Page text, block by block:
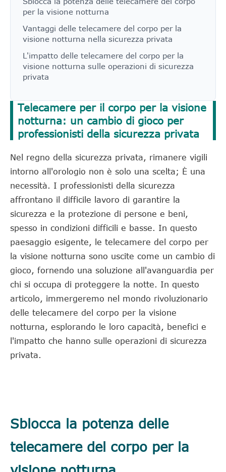
Telecamere per il corpo per la visione
notturna: un cambio di gioco per
professionisti della sicurezza privata
Nel regno della sicurezza privata, rimanere vigili
intorno all'orologio non è solo una scelta; È una
necessità. I professionisti della sicurezza
affrontano il difficile lavoro di garantire la
sicurezza e la protezione di persone e beni,
spesso in condizioni difficili e basse. In questo
paesaggio esigente, le telecamere del corpo per
la visione notturna sono uscite come un cambio di
gioco, fornendo una soluzione all'avanguardia per
chi si occupa di proteggere la notte. In questo
articolo, immergeremo nel mondo rivoluzionario
delle telecamere del corpo per la visione
notturna, esplorando le loro capacità, benefici e
l'impatto che hanno sulle operazioni di sicurezza
privata.
Sblocca la potenza delle
telecamere del corpo per la
per la visione notturna
Vantaggi delle telecamere del corpo per la
visione notturna nella sicurezza privata
L'impatto delle telecamere del corpo per la
visione notturna sulle operazioni di sicurezza
privata